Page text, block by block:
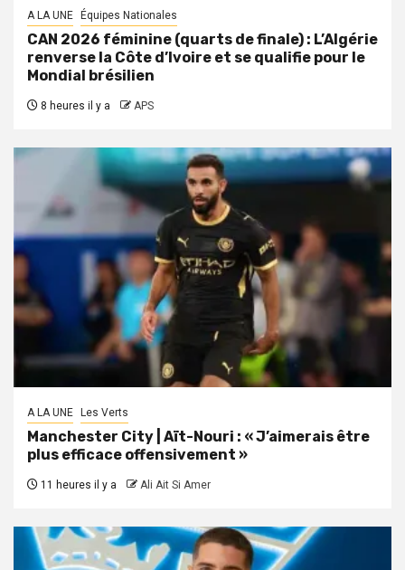
A LA UNE Équipes Nationales
CAN 2026 féminine (quarts de finale) : L’Algérie
renverse la Côte d’Ivoire et se qualifie pour le
Mondial brésilien
8 heures il y a APS
A LA UNE Les Verts
Manchester City | Aït-Nouri : « J’aimerais être
plus efficace offensivement »
11 heures il y a Ali Ait Si Amer